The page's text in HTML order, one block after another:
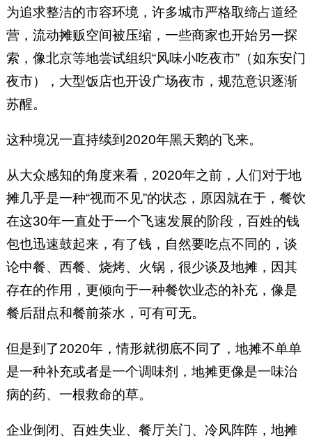
为追求整洁的市容环境，许多城市严格取缔占道经
营，流动摊贩空间被压缩，一些商家也开始另一探
索，像北京等地尝试组织“风味小吃夜市”（如东安门
夜市），大型饭店也开设广场夜市，规范意识逐渐
苏醒。
这种境况一直持续到2020年黑天鹅的飞来。
从大众感知的角度来看，2020年之前，人们对于地
摊几乎是一种“视而不见”的状态，原因就在于，餐饮
在这30年一直处于一个飞速发展的阶段，百姓的钱
包也迅速鼓起来，有了钱，自然要吃点不同的，谈
论中餐、西餐、烧烤、火锅，很少谈及地摊，因其
存在的作用，更倾向于一种餐饮业态的补充，像是
餐后甜点和餐前茶水，可有可无。
但是到了2020年，情形就彻底不同了，地摊不单单
是一种补充或者是一个调味剂，地摊更像是一味治
病的药、一根救命的草。
企业倒闭、百姓失业、餐厅关门、冷风阵阵，地摊